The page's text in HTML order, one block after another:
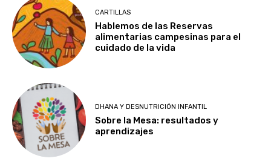
CARTILLAS
Hablemos de las Reservas
alimentarias campesinas para el
cuidado de la vida
DHANA Y DESNUTRICIÓN INFANTIL
Sobre la Mesa: resultados y
aprendizajes